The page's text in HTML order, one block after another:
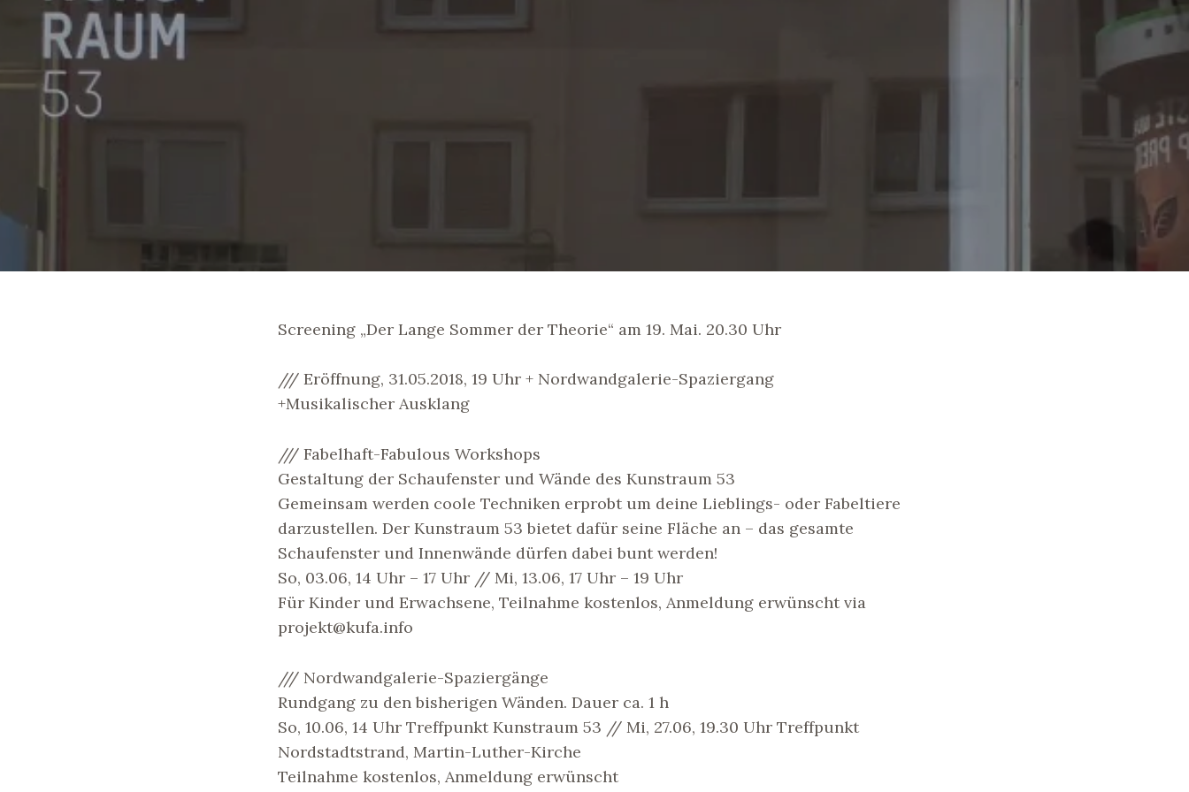
Screening „Der Lange Sommer der Theorie“ am 19. Mai. 20.30 Uhr
/// Eröffnung, 31.05.2018, 19 Uhr + Nordwandgalerie-Spaziergang
+Musikalischer Ausklang
/// Fabelhaft-Fabulous Workshops
Gestaltung der Schaufenster und Wände des Kunstraum 53
Gemeinsam werden coole Techniken erprobt um deine Lieblings- oder Fabeltiere
darzustellen. Der Kunstraum 53 bietet dafür seine Fläche an – das gesamte
Schaufenster und Innenwände dürfen dabei bunt werden!
So, 03.06, 14 Uhr – 17 Uhr // Mi, 13.06, 17 Uhr – 19 Uhr
Für Kinder und Erwachsene, Teilnahme kostenlos, Anmeldung erwünscht via
projekt@kufa.info
/// Nordwandgalerie-Spaziergänge
Rundgang zu den bisherigen Wänden. Dauer ca. 1 h
So, 10.06, 14 Uhr Treffpunkt Kunstraum 53 // Mi, 27.06, 19.30 Uhr Treffpunkt
Nordstadtstrand, Martin-Luther-Kirche
Teilnahme kostenlos, Anmeldung erwünscht